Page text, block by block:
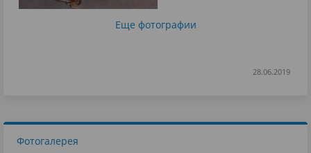
Еще фотографии
28.06.2019
Фотогалерея